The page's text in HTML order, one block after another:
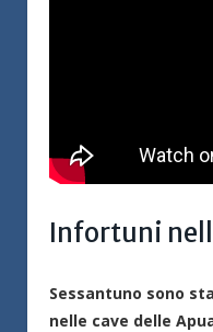
Infortuni
Sessantuno sono
nelle cave delle